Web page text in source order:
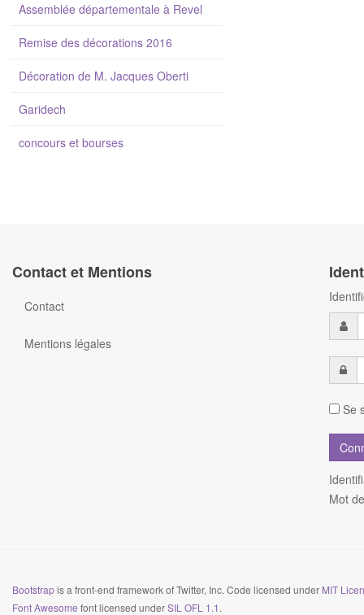
Assemblée départementale à Revel
Remise des décorations 2016
Décoration de M. Jacques Oberti
Garidech
concours et bourses
Contact et Mentions
Contact
Mentions légales
Se
Mot
Bootstrapis a front-end framework of Twitter, Inc. Code licensed under MIT
Font Awesome font licensed underSIL OFL 1.1 .